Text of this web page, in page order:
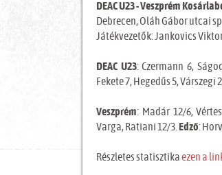
DEAC U23 - Veszprém
Debrecen, Oláh Gábor utcai
Játékvezetők: Jankovics
DEAC U23: Czermann 6,
Fekete 7, Hegedűs 5, Várszegi
Veszprém: Madár 12/6,
Varga, Ratiani 12/3. Edző:
Részletes statisztikaezen a